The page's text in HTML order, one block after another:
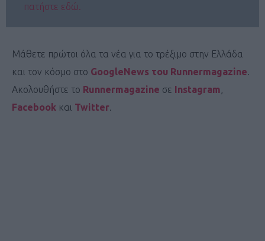
πατήστε εδώ.
Μάθετε πρώτοι όλα τα νέα για το τρέξιμο στην Ελλάδα
και τον κόσμο στο GoogleNews του Runnermagazine.
Ακολουθήστε το Runnermagazine σε Instagram,
Facebook και Twitter.